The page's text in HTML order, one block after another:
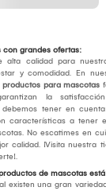
con grandes ofertas:
alta calidad para
y comodidad. En
productos para mascotas
la
tener en
características a
No escatimes en
calidad. ¡Visita nuestra
de mascotas
existen una gran